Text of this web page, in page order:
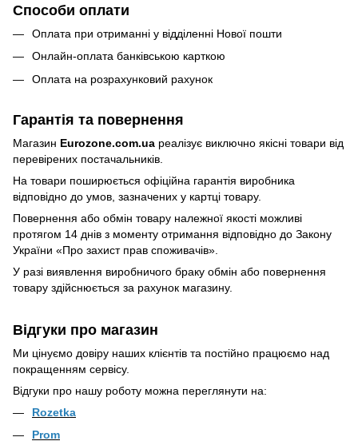
Способи оплати
Оплата при отриманні у відділенні Нової пошти
Онлайн-оплата банківською карткою
Оплата на розрахунковий рахунок
Гарантія та повернення
Магазин Eurozone.com.ua реалізує виключно якісні товари від
перевірених постачальників.
На товари поширюється офіційна гарантія виробника
відповідно до умов, зазначених у картці товару.
Повернення або обмін товару належної якості можливі
протягом 14 днів з моменту отримання відповідно до Закону
України «Про захист прав споживачів».
У разі виявлення виробничого браку обмін або повернення
товару здійснюється за рахунок магазину.
Відгуки про магазин
Ми цінуємо довіру наших клієнтів та постійно працюємо над
покращенням сервісу.
Відгуки про нашу роботу можна переглянути на:
Rozetka
Prom